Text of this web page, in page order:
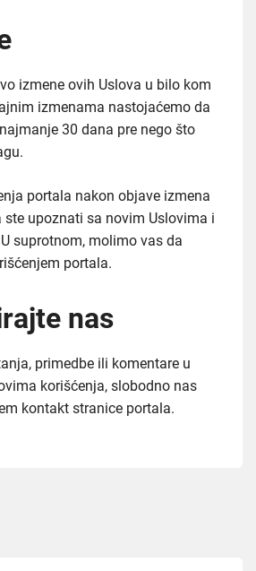
izmene ovih Uslova u bilo kom
izmenama nastojaćemo da
30 dana pre nego što
portala nakon objave izmena
ste upoznati sa novim Uslovima i
suprotnom, molimo vas da
portala.
nas
primedbe ili komentare u
korišćenja, slobodno nas
kontakt stranice portala.